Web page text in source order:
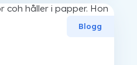
Blogg